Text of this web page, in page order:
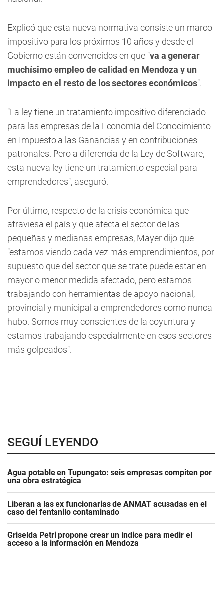
Explicó que esta nueva normativa consiste un marco
impositivo para los próximos 10 años y desde el
Gobierno están convencidos en que "va a generar
muchísimo empleo de calidad en Mendoza y un
impacto en el resto de los sectores económicos".
"La ley tiene un tratamiento impositivo diferenciado
para las empresas de la Economía del Conocimiento
en Impuesto a las Ganancias y en contribuciones
patronales. Pero a diferencia de la Ley de Software,
esta nueva ley tiene un tratamiento especial para
emprendedores", aseguró.
Por último, respecto de la crisis económica que
atraviesa el país y que afecta el sector de las
pequeñas y medianas empresas, Mayer dijo que
"estamos viendo cada vez más emprendimientos, por
supuesto que del sector que se trate puede estar en
mayor o menor medida afectado, pero estamos
trabajando con herramientas de apoyo nacional,
provincial y municipal a emprendedores como nunca
hubo. Somos muy conscientes de la coyuntura y
estamos trabajando especialmente en esos sectores
más golpeados".
SEGUÍ LEYENDO
Agua potable en Tupungato: seis empresas compiten por
una obra estratégica
Liberan a las ex funcionarias de ANMAT acusadas en el
caso del fentanilo contaminado
Griselda Petri propone crear un índice para medir el
acceso a la información en Mendoza